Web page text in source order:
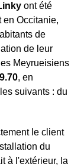
ont été
en Occitanie,
de
de leur
Meyrueisiens
, en
suivants : du
le client
du
à l'extérieur, la